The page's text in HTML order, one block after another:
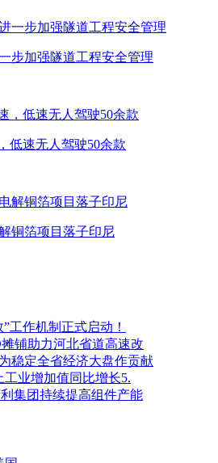
步加强隧道工程安全管理
低速无人驾驶50余款
铜箔项目落子印尼
工作机制正式启动！
铺助力河北省道高速改
稳定全省经济大盘作贡献
业增加值同比增长5.
集团持续提高组件产能